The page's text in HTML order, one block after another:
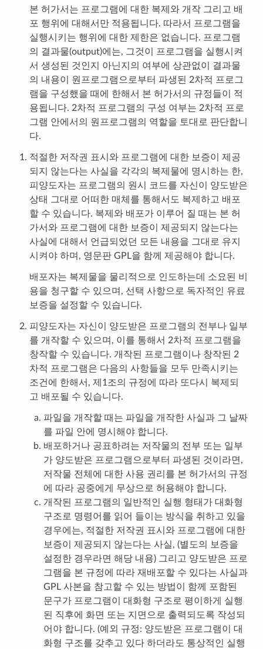
본 허가서는 프로그램에 대한 복제와 개작 그리고 배
포 행위에 대해서만 적용됩니다. 따라서 프로그램을
실행시키는 행위에 대한 제한은 없습니다. 프로그램
의 결과물(output)에는, 그것이 프로그램을 실행시켜
서 생성된 것인지 아닌지의 여부에 상관없이 결과물
의 내용이 원프로그램으로부터 파생된 2차적 프로그
램을 구성했을 때에 한해서 본 허가서의 규정들이 적
용됩니다. 2차적 프로그램의 구성 여부는 2차적 프로
그램 안에서의 원프로그램의 역할을 토대로 판단합니
다.
적절한 저작권 표시와 프로그램에 대한 보증이 제공
되지 않는다는 사실을 각각의 복제물에 명시하는 한,
피양도자는 프로그램의 원시 코드를 자신이 양도받은
상태 그대로 어떠한 매체를 통해서도 복제하고 배포
할 수 있습니다. 복제와 배포가 이루어 질 때는 본 허
가서와 프로그램에 대한 보증이 제공되지 않는다는
사실에 대해서 언급되었던 모든 내용을 그대로 유지
시켜야 하며, 영문판 GPL을 함께 제공해야 합니다.
배포자는 복제물을 물리적으로 인도하는데 소요된 비
용을 청구할 수 있으며, 선택 사항으로 독자적인 유료
보증을 설정할 수 있습니다.
피양도자는 자신이 양도받은 프로그램의 전부나 일부
를 개작할 수 있으며, 이를 통해서 2차적 프로그램을
창작할 수 있습니다. 개작된 프로그램이나 창작된 2
차적 프로그램은 다음의 사항들을 모두 만족시키는
조건에 한해서, 제1조의 규정에 따라 또다시 복제되
고 배포될 수 있습니다.
파일을 개작할 때는 파일을 개작한 사실과 그 날짜
를 파일 안에 명시해야 합니다.
배포하거나 공표하려는 저작물의 전부 또는 일부
가 양도받은 프로그램으로부터 파생된 것이라면,
저작물 전체에 대한 사용 권리를 본 허가서의 규정
에 따라 공중에게 무상으로 허용해야 합니다.
개작된 프로그램의 일반적인 실행 형태가 대화형
구조로 명령어를 읽어 들이는 방식을 취하고 있을
경우에는, 적절한 저작권 표시와 프로그램에 대한
보증이 제공되지 않는다는 사실, (별도의 보증을
설정한 경우라면 해당 내용) 그리고 양도받은 프로
그램을 본 규정에 따라 재배포할 수 있다는 사실과
GPL 사본을 참고할 수 있는 방법이 함께 포함된
문구가 프로그램이 대화형 구조로 평이하게 실행
된 직후에 화면 또는 지면으로 출력되도록 작성되
어야 합니다. (예외 규정: 양도받은 프로그램이 대
화형 구조를 갖추고 있다 하더라도 통상적인 실행